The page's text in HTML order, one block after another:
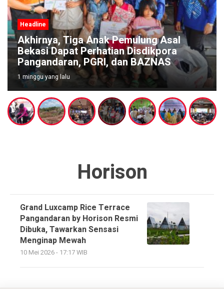
Headline
Akhirnya, Tiga Anak Pemulung Asal
Bekasi Dapat Perhatian Disdikpora
Pangandaran, PGRI, dan BAZNAS
1 minggu yang lalu
Horison
Grand Luxcamp Rice Terrace
Pangandaran by Horison Resmi
Dibuka, Tawarkan Sensasi
Menginap Mewah
10 Mei 2026 - 17:17 WIB